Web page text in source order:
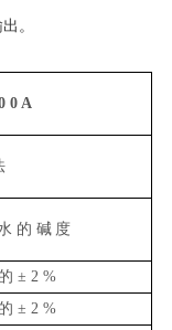
。
的碱度
±2%
±2%